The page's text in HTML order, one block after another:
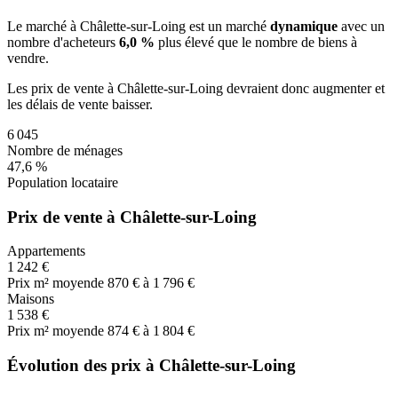
Le marché à Châlette-sur-Loing est un marché dynamique avec un
nombre d'acheteurs 6,0 % plus élevé que le nombre de biens à
vendre.
Les prix de vente à Châlette-sur-Loing devraient donc augmenteret
les délais de vente baisser.
6 045
Nombre de ménages
47,6 %
Population locataire
Prix de vente à Châlette-sur-Loing
Appartements
1 242 €
Prix m² moyende 870 € à 1 796 €
Maisons
1 538 €
Prix m² moyende 874 € à 1 804 €
Évolution des prix à Châlette-sur-Loing